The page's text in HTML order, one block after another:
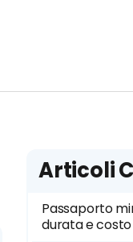
Articoli
Passaporto
durata e costo